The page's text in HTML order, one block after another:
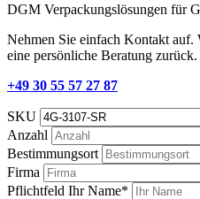
DGM Verpackungslösungen für
Nehmen Sie einfach Kontakt
eine persönliche Beratung zurück.
+49 30 55 57 27 87
SKU
Anzahl
Bestimmungsort
Firma
Pflichtfeld Ihr Name*